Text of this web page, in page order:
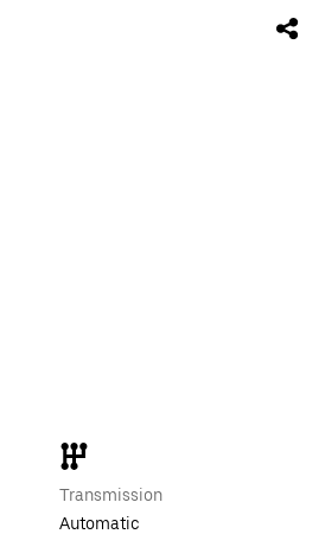
Transmission
Automatic